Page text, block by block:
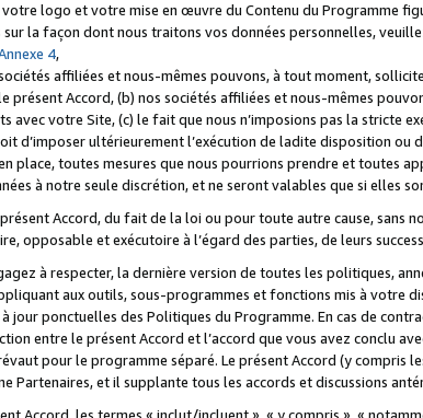
logo et votre mise en œuvre du Contenu du Programme
la façon dont nous traitons vos données personnelles,
4,
affiliées et nous-mêmes pouvons, à tout moment,
présent Accord, (b) nos sociétés affiliées et nous-mêmes
avec votre Site, (c) le fait que nous n’imposions pas la stricte
d’imposer ultérieurement l’exécution de ladite disposition
place, toutes mesures que nous pourrions prendre et toutes
à notre seule discrétion, et ne seront valables que si elles
Accord, du fait de la loi ou pour toute autre cause, sans
opposable et exécutoire à l’égard des parties, de leurs
à respecter, la dernière version de toutes les politiques,
aux outils, sous-programmes et fonctions mis à votre
jour ponctuelles des Politiques du Programme. En cas de
entre le présent Accord et l’accord que vous avez conclu
pour le programme séparé. Le présent Accord (y compris
Partenaires, et il supplante tous les accords et discussions